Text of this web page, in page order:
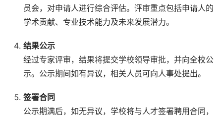
员会，对申请人进行综合评估。评审重点包括申请人的
学术贡献、专业技术能力及未来发展潜力。
结果公示
经过专家评审，结果将提交学校领导审批，并向全校公
示。公示期间如有异议，相关人员可向人事处提出。
签署合同
公示期满后，如无异议，学校将与人才签署聘用合同，